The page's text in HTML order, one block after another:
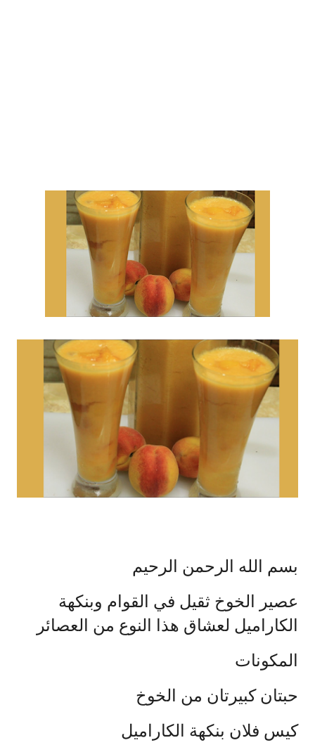
بسم الله الرحمن الرحيم
عصير الخوخ ثقيل في القوام وبنكهة
الكاراميل لعشاق هذا النوع من العصائر
المكونات
حبتان كبيرتان من الخوخ
كيس فلان بنكهة الكاراميل